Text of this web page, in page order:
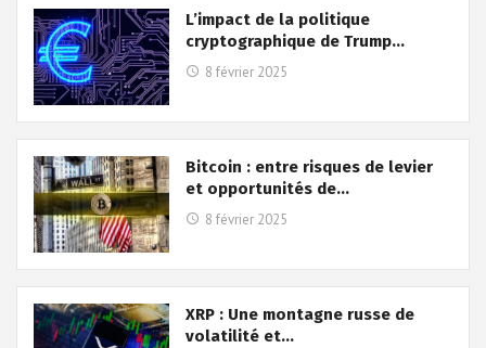
L’impact de la politique
cryptographique de Trump…
8 février 2025
Bitcoin : entre risques de levier
et opportunités de…
8 février 2025
XRP : Une montagne russe de
volatilité et…